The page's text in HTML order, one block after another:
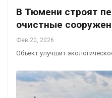
В Тюмени строят
очистные
Фев 20, 2026
Объект улучшит